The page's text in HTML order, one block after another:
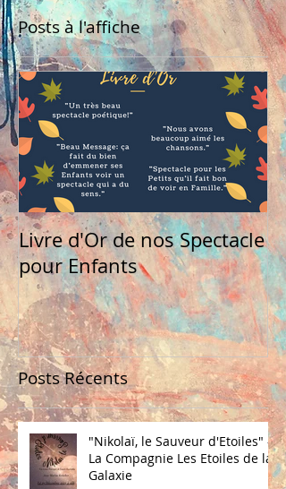
Posts à l'affiche
Livre d'Or de nos Spectacle
pour Enfants
Posts Récents
"Nikolaï, le Sauveur d'Etoiles" -
La Compagnie Les Etoiles de la
Galaxie